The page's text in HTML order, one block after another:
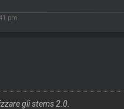
pm
gli stems 2.0.